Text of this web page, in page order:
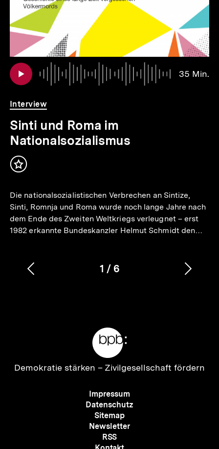
35 Min.
Interview
Sinti und Roma im
Nationalsozialismus
Inhalt
Die nationalsozialistischen Verbrechen an Sintize,
Sinti, Romnja und Roma wurde noch lange Jahre nach
dem Ende des Zweiten Weltkriegs verleugnet – erst
1982 erkannte Bundeskanzler Helmut Schmidt den…
Karussellinhalt
1
von
/ 6
Vorherigen
Zur
Demokratie stärken – Zivilgesellschaft fördern
Meta-
Navigation
Impressum
Datenschutz
Sitemap
Newsletter
RSS